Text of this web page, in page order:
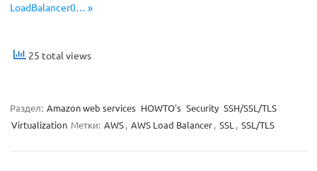
LoadBalancer0… »
25 total views
Раздел: Amazon web services HOWTO's Security SSH/SSL/TLS
Virtualization Метки: AWS, AWS Load Balancer, SSL , SSL/TLS